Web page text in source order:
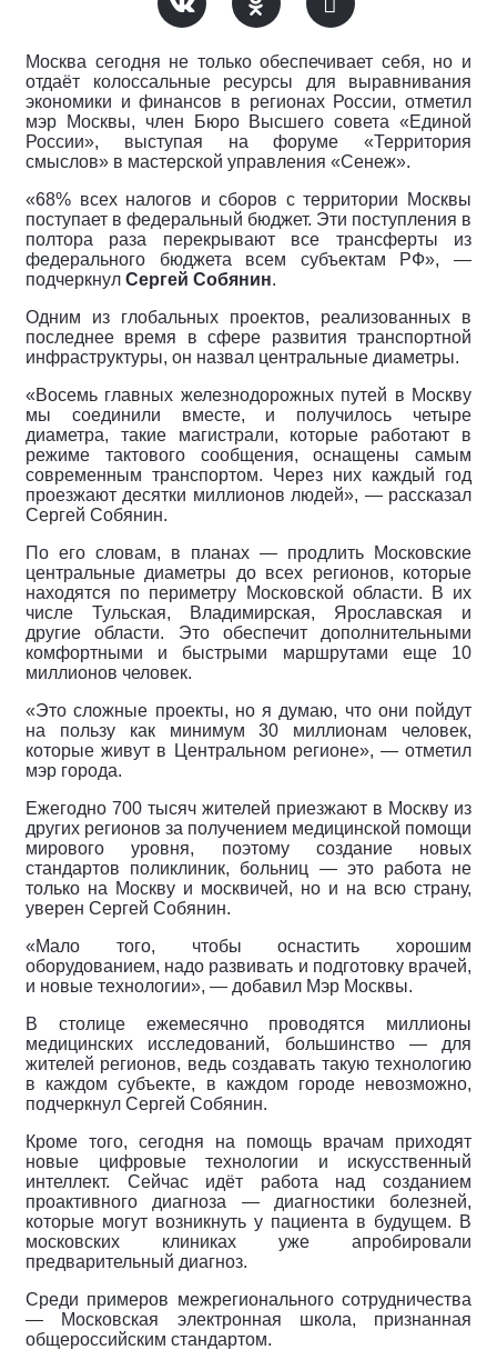
Москва сегодня не только обеспечивает себя, но и
отдаёт колоссальные ресурсы для выравнивания
экономики и финансов в регионах России, отметил
мэр Москвы, член Бюро Высшего совета «Единой
России», выступая на форуме «Территория
смыслов» в мастерской управления «Сенеж».
«68% всех налогов и сборов с территории Москвы
поступает в федеральный бюджет. Эти поступления в
полтора раза перекрывают все трансферты из
федерального бюджета всем субъектам РФ», —
подчеркнул Сергей Собянин.
Одним из глобальных проектов, реализованных в
последнее время в сфере развития транспортной
инфраструктуры, он назвал центральные диаметры.
«Восемь главных железнодорожных путей в Москву
мы соединили вместе, и получилось четыре
диаметра, такие магистрали, которые работают в
режиме тактового сообщения, оснащены самым
современным транспортом. Через них каждый год
проезжают десятки миллионов людей», — рассказал
Сергей Собянин.
По его словам, в планах — продлить Московские
центральные диаметры до всех регионов, которые
находятся по периметру Московской области. В их
числе Тульская, Владимирская, Ярославская и
другие области. Это обеспечит дополнительными
комфортными и быстрыми маршрутами еще 10
миллионов человек.
«Это сложные проекты, но я думаю, что они пойдут
на пользу как минимум 30 миллионам человек,
которые живут в Центральном регионе», — отметил
мэр города.
Ежегодно 700 тысяч жителей приезжают в Москву из
других регионов за получением медицинской помощи
мирового уровня, поэтому создание новых
стандартов поликлиник, больниц — это работа не
только на Москву и москвичей, но и на всю страну,
уверен Сергей Собянин.
«Мало того, чтобы оснастить хорошим
оборудованием, надо развивать и подготовку врачей,
и новые технологии», — добавил Мэр Москвы.
В столице ежемесячно проводятся миллионы
медицинских исследований, большинство — для
жителей регионов, ведь создавать такую технологию
в каждом субъекте, в каждом городе невозможно,
подчеркнул Сергей Собянин.
Кроме того, сегодня на помощь врачам приходят
новые цифровые технологии и искусственный
интеллект. Сейчас идёт работа над созданием
проактивного диагноза — диагностики болезней,
которые могут возникнуть у пациента в будущем. В
московских клиниках уже апробировали
предварительный диагноз.
Среди примеров межрегионального сотрудничества
— Московская электронная школа, признанная
общероссийским стандартом.